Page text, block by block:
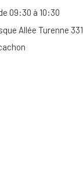
09:30 à 10:30
Allée Turenne